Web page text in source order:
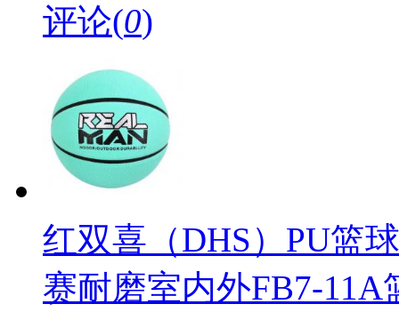
评论(0)
红双喜（DHS）PU篮
赛耐磨室内外FB7-11A